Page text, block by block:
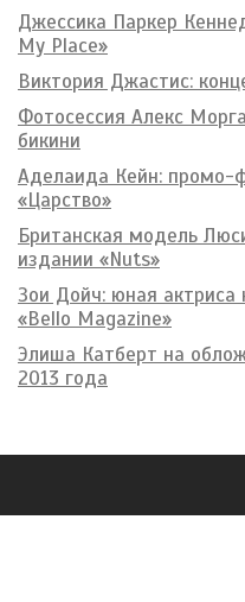
Джессика Паркер
My Place»
Виктория Джастис:
Фотосессия Алекс
бикини
Аделаида Кейн: промо-
«Царство»
Британская модель
издании «Nuts»
Зои Дойч: юная актриса
«Bello Magazine»
Элиша Катберт на
2013 года